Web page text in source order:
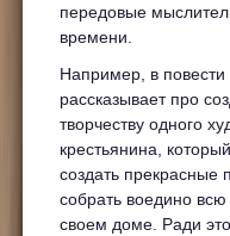
передовые
времени.
Например, в
рассказывает про
творчеству одного
крестьянина,
создать прекрасные
собрать воедино
своем доме. Ради